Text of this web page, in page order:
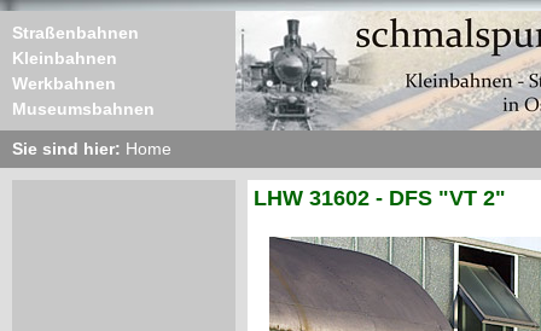
Straßenbahnen
Kleinbahnen
Werkbahnen
Museumsbahnen
Sie sind hier: Home
LHW 31602 - DFS "VT 2"